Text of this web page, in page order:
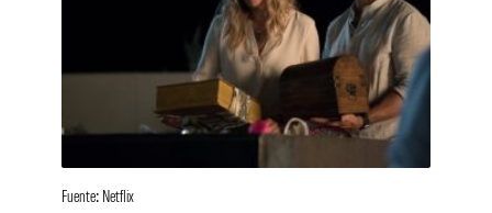
Fuente: Netflix